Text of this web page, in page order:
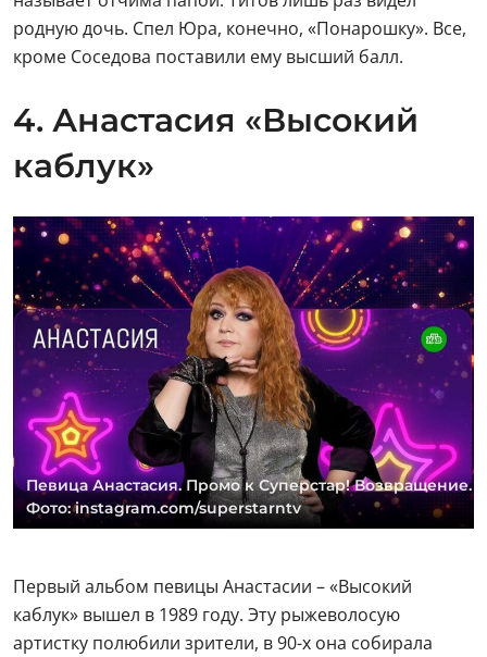
родную дочь. Спел Юра, конечно, «Понарошку». Все,
кроме Соседова поставили ему высший балл.
4. Анастасия «Высокий
каблук»
Певица Анастасия. Промо к Суперстар! Возвращение.
Фото: instagram.com/superstarntv
Первый альбом певицы Анастасии – «Высокий
каблук» вышел в 1989 году. Эту рыжеволосую
артистку полюбили зрители, в 90-х она собирала